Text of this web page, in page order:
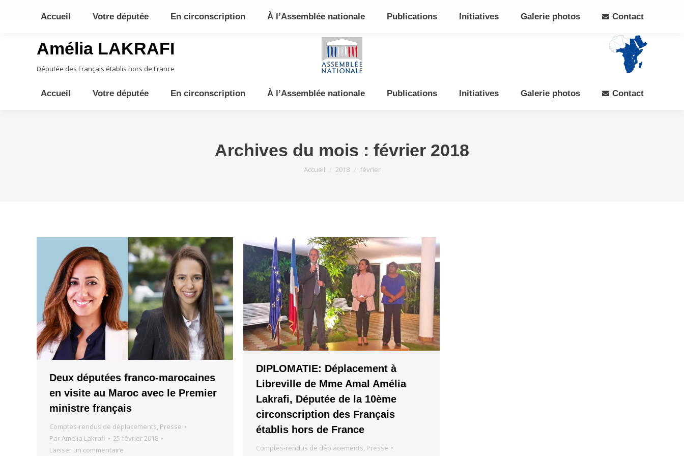
Facebook
opens
in
new
X
opens
in
new
Amélia LAKRAFI
Députée des Français établis hors de France
Accueil Votre députée En circonscription À l’Assemblée nationale Publications Initiatives Galerie photos Contact
Archives du mois : février 2018
Vous êtes ici :
Accueil 2018 février
Deux députées franco-marocaines
en visite au Maroc avec le Premier
ministre français
Comptes-rendus de déplacements, Presse
ParAmelia Lakrafi
25 février 2018
Laisser un commentaire
DIPLOMATIE: Déplacement à
Libreville de Mme Amal Amélia
Lakrafi, Députée de la 10ème
circonscription des Français
établis hors de France
Comptes-rendus de déplacements, Presse
Accueil Votre députée En circonscription À l’Assemblée nationale Publications Initiatives Galerie photos Contact